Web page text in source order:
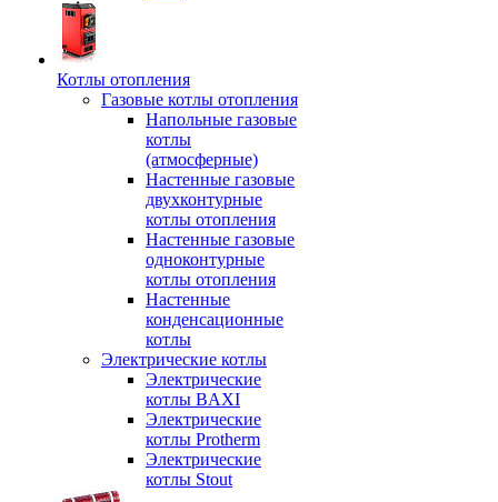
Котлы отопления
Газовые котлы отопления
Напольные газовые
котлы
(атмосферные)
Настенные газовые
двухконтурные
котлы отопления
Настенные газовые
одноконтурные
котлы отопления
Настенные
конденсационные
котлы
Электрические котлы
Электрические
котлы BAXI
Электрические
котлы Protherm
Электрические
котлы Stout